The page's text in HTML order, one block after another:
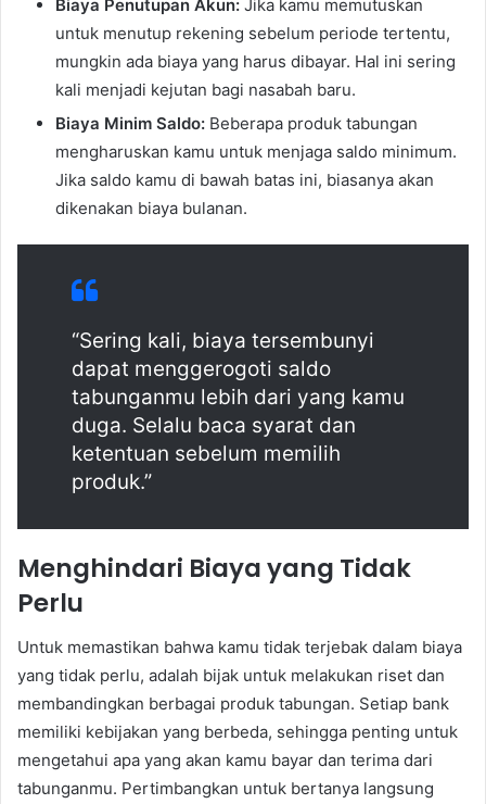
Biaya Penutupan Akun: Jika kamu memutuskan
untuk menutup rekening sebelum periode tertentu,
mungkin ada biaya yang harus dibayar. Hal ini sering
kali menjadi kejutan bagi nasabah baru.
Biaya Minim Saldo: Beberapa produk tabungan
mengharuskan kamu untuk menjaga saldo minimum.
Jika saldo kamu di bawah batas ini, biasanya akan
dikenakan biaya bulanan.
“Sering kali, biaya tersembunyi
dapat menggerogoti saldo
tabunganmu lebih dari yang kamu
duga. Selalu baca syarat dan
ketentuan sebelum memilih
produk.”
Menghindari Biaya yang Tidak
Perlu
Untuk memastikan bahwa kamu tidak terjebak dalam biaya
yang tidak perlu, adalah bijak untuk melakukan riset dan
membandingkan berbagai produk tabungan. Setiap bank
memiliki kebijakan yang berbeda, sehingga penting untuk
mengetahui apa yang akan kamu bayar dan terima dari
tabunganmu. Pertimbangkan untuk bertanya langsung